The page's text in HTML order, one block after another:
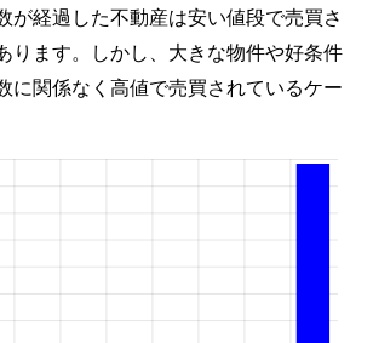
が経過した不動産は安い値段で売買さ
ります。しかし、大きな物件や好条件
に関係なく高値で売買されているケー